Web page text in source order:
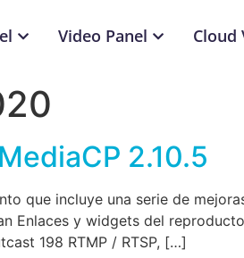
Video Panel Cloud
2.10.5
que incluye una serie de
Enlaces y widgets del
198 RTMP / RTSP, […]